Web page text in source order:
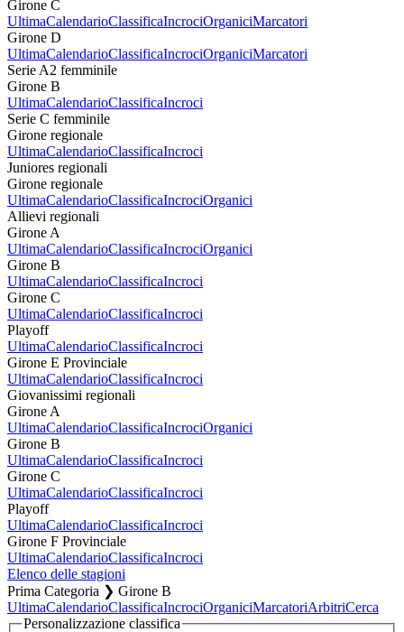
Girone C
UltimaCalendarioClassificaIncrociOrganiciMarcatori
Girone D
UltimaCalendarioClassificaIncrociOrganiciMarcatori
Serie A2 femminile
Girone B
UltimaCalendarioClassificaIncroci
Serie C femminile
Girone regionale
UltimaCalendarioClassificaIncroci
Juniores regionali
Girone regionale
UltimaCalendarioClassificaIncrociOrganici
Allievi regionali
Girone A
UltimaCalendarioClassificaIncrociOrganici
Girone B
UltimaCalendarioClassificaIncroci
Girone C
UltimaCalendarioClassificaIncroci
Playoff
UltimaCalendarioClassificaIncroci
Girone E Provinciale
UltimaCalendarioClassificaIncroci
Giovanissimi regionali
Girone A
UltimaCalendarioClassificaIncrociOrganici
Girone B
UltimaCalendarioClassificaIncroci
Girone C
UltimaCalendarioClassificaIncroci
Playoff
UltimaCalendarioClassificaIncroci
Girone F Provinciale
UltimaCalendarioClassificaIncroci
Elenco delle stagioni
Prima Categoria ❯ Girone B
UltimaCalendarioClassificaIncrociOrganiciMarcatoriArbitriCerca
Personalizzazione classifica